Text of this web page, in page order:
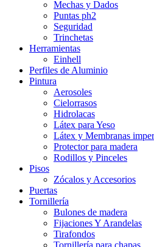
Mechas y Dados
Puntas ph2
Seguridad
Trinchetas
Herramientas
Einhell
Perfiles de Aluminio
Pintura
Aerosoles
Cielorrasos
Hidrolacas
Látex para Yeso
Látex y Membranas
Protector para madera
Rodillos y Pinceles
Pisos
Zócalos y Accesorios
Puertas
Tornillería
Bulones de madera
Fijaciones Y Arandelas
Tirafondos
Tornillería para chapas